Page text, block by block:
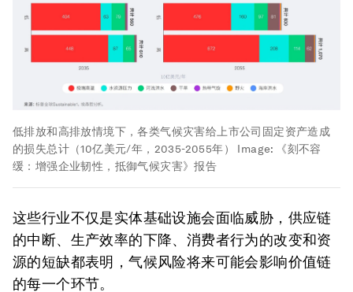
低排放和高排放情境下，各类气候灾害给上市公司固定资产造成
的损失总计（10亿美元/年，2035-2055年）
Image:
《刻不容
缓：增强企业韧性，抵御气候灾害》报告
这些行业不仅是实体基础设施会面临威胁，供应链
的中断、生产效率的下降、消费者行为的改变和资
源的短缺都表明，气候风险将来可能会影响价值链
的每一个环节。